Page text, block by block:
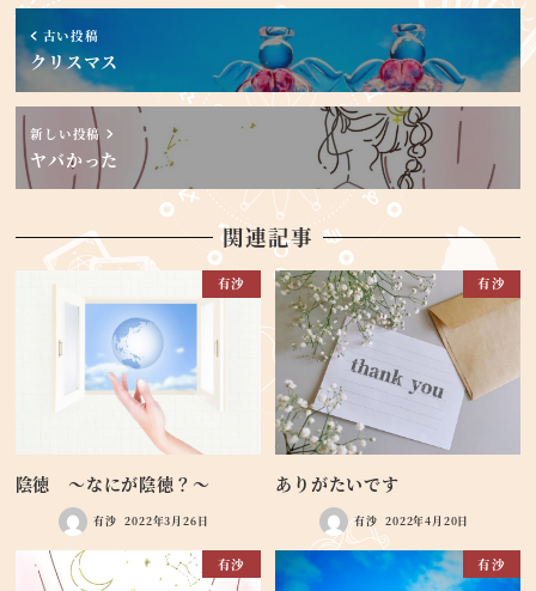
古い投稿
クリスマス
新しい投稿
ヤバかった
関連記事
有沙
陰徳 ～なにが陰徳？～
有沙 2022年3月26日
有沙
ありがたいです
有沙 2022年4月20日
有沙 有沙